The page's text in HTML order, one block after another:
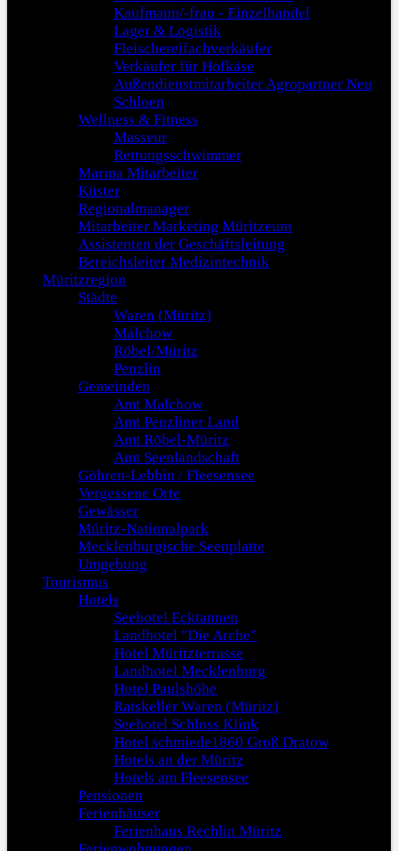
Kaufmann/-frau - Einzelhandel
Lager & Logistik
Fleischereifachverkäufer
Verkäufer für Hofkäse
Außendienstmitarbeiter Agropartner Neu
Schloen
Wellness & Fitness
Masseur
Rettungsschwimmer
Marina Mitarbeiter
Küster
Regionalmanager
Mitarbeiter Marketing Müritzeum
Assistenten der Geschäftsleitung
Bereichsleiter Medizintechnik
Müritzregion
Städte
Waren (Müritz)
Malchow
Röbel/Müritz
Penzlin
Gemeinden
Amt Malchow
Amt Penzliner Land
Amt Röbel-Müritz
Amt Seenlandschaft
Göhren-Lebbin / Fleesensee
Vergessene Orte
Gewässer
Müritz-Nationalpark
Mecklenburgische Seenplatte
Umgebung
Tourismus
Hotels
Seehotel Ecktannen
Landhotel "Die Arche"
Hotel Müritzterrasse
Landhotel Mecklenburg
Hotel Paulshöhe
Ratskeller Waren (Müritz)
Seehotel Schloss Klink
Hotel schmiede1860 Groß Dratow
Hotels an der Müritz
Hotels am Fleesensee
Pensionen
Ferienhäuser
Ferienhaus Rechlin Müritz